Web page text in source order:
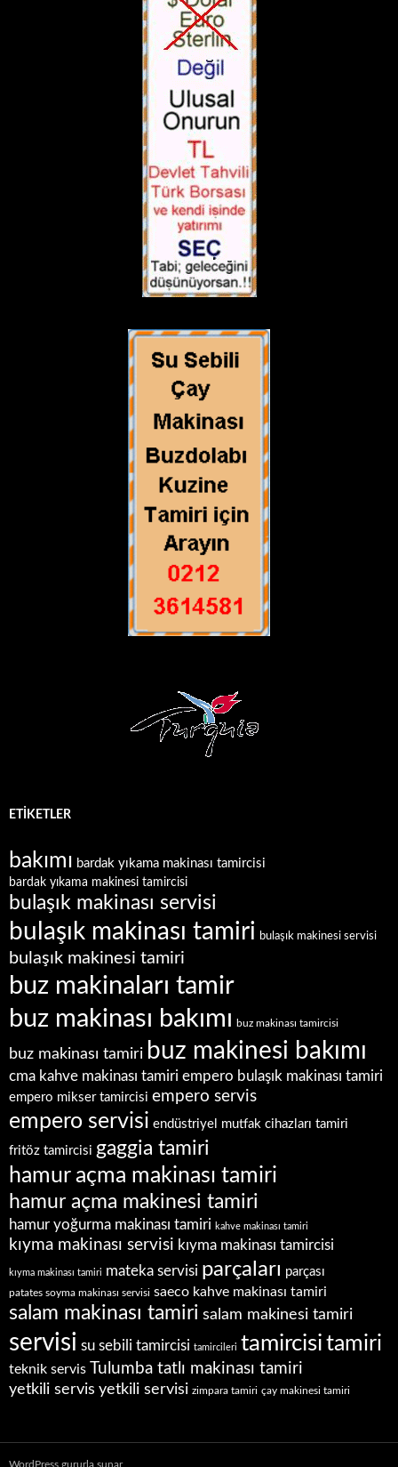
ETIKETLER
bakımı bardak yıkama makinası tamircisi
bardak yıkama makinesi tamircisi
bulaşık makinası servisi
bulaşık makinası tamiri bulaşık makinesi servisi
bulaşık makinesi tamiri
buz makinaları tamir
buz makinası bakımı buz makinası tamircisi
buz makinası tamiri buz makinesi bakımı
cma kahve makinası tamiri empero bulaşık makinası tamiri
empero mikser tamircisi empero servis
empero servisi endüstriyel mutfak cihazları tamiri
fritöz tamircisi gaggia tamiri
hamur açma makinası tamiri
hamur açma makinesi tamiri
hamur yoğurma makinası tamiri kahve makinası tamiri
kıyma makinası servisi kıyma makinası tamircisi
kıyma makinası tamiri mateka servisi parçaları parçası
patates soyma makinası servisi saeco kahve makinası tamiri
salam makinası tamiri salam makinesi tamiri
servisi su sebili tamircisi tamircileri tamircisi tamiri
teknik servis Tulumba tatlı makinası tamiri
yetkili servis yetkili servisi zimpara tamiri çay makinesi tamiri
WordPress gururla sunar